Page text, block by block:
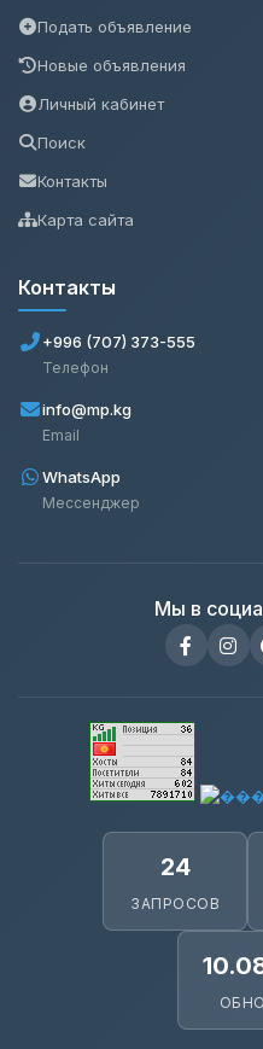
Подать объявление
Новые объявления
Личный кабинет
Поиск
Контакты
Карта сайта
Контакты
+996 (707) 373-555
Телефон
info@mp.kg
Email
WhatsApp
Мессенджер
Мы в
24
ЗАПРОСОВ